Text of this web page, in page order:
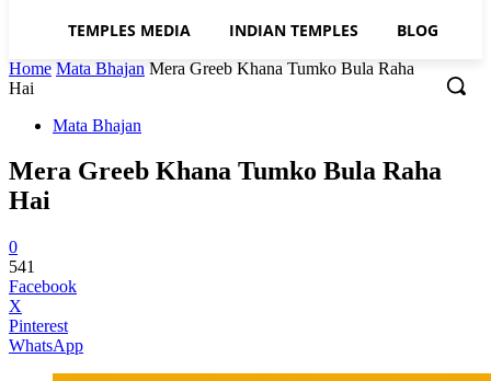
TEMPLES MEDIA INDIAN TEMPLES BLOG
Home Mata Bhajan Mera Greeb Khana Tumko Bula Raha
Hai
Mata Bhajan
Mera Greeb Khana Tumko Bula Raha
Hai
0
541
Facebook
X
Pinterest
WhatsApp